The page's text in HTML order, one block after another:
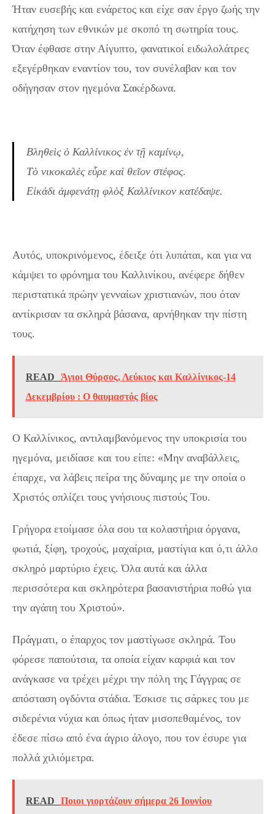
Ήταν ευσεβής και ενάρετος και είχε σαν έργο ζωής την
κατήχηση των εθνικών με σκοπό τη σωτηρία τους.
Όταν έφθασε στην Αίγυπτο, φανατικοί ειδωλολάτρες
εξεγέρθηκαν εναντίον του, τον συνέλαβαν και τον
οδήγησαν στον ηγεμόνα Σακέρδωνα.
Βληθεὶς ὁ Καλλίνικος ἐν τῇ καμίνῳ,
Τὸ νικοκαλὲς εὗρε καὶ θεῖον στέφος.
Εἰκάδι ἀμφενάτῃ φλὸξ Καλλίνικον κατέδαψε.
Αυτός, υποκρινόμενος, έδειξε ότι λυπάται, και για να
κάμψει το φρόνημα του Καλλινίκου, ανέφερε δήθεν
περιστατικά πρώην γενναίων χριστιανών, που όταν
αντίκρισαν τα σκληρά βάσανα, αρνήθηκαν την πίστη
τους.
READ
Άγιοι Θύρσος, Λεύκιος και Καλλίνικος-14
Δεκεμβρίου : Ο θαυμαστός βίος
Ο Καλλίνικος, αντιλαμβανόμενος την υποκρισία του
ηγεμόνα, μειδίασε και του είπε: «Μην αναβάλλεις,
έπαρχε, να λάβεις πείρα της δύναμης με την οποία ο
Χριστός οπλίζει τους γνήσιους πιστούς Του.
Γρήγορα ετοίμασε όλα σου τα κολαστήρια όργανα,
φωτιά, ξίφη, τροχούς, μαχαίρια, μαστίγια και ό,τι άλλο
σκληρό μαρτύριο έχεις. Όλα αυτά και άλλα
περισσότερα και σκληρότερα βασανιστήρια ποθώ για
την αγάπη του Χριστού».
Πράγματι, ο έπαρχος τον μαστίγωσε σκληρά. Του
φόρεσε παπούτσια, τα οποία είχαν καρφιά και τον
ανάγκασε να τρέχει μέχρι την πόλη της Γάγγρας σε
απόσταση ογδόντα στάδια. Έσκισε τις σάρκες του με
σιδερένια νύχια και όπως ήταν μισοπεθαμένος, τον
έδεσε πίσω από ένα άγριο άλογο, που τον έσυρε για
πολλά χιλιόμετρα.
READ Ποιοι γιορτάζουν σήμερα 26 Ιουνίου